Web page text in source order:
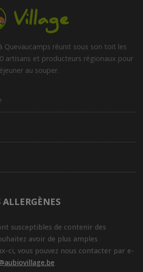
Quevaucamps réunit sous son toit les
artisans et producteurs régionaux pour
au souper.
susceptibles de contenir des
avoir de plus amples
ci, vous pouvez nous contacter par e-